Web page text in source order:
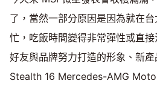
了，當然一部分原因是因為就在
忙，吃飯時間變得非常彈性或直
好友與品牌努力打造的形象、新產
Stealth 16 Mercedes-AMG